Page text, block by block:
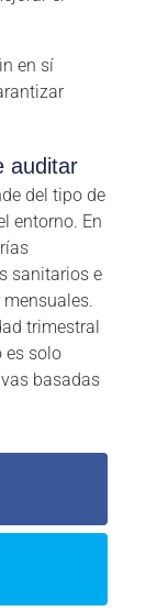
en sí
auditar
del tipo de
entorno. En
sanitarios e
trimestral
es solo
basadas